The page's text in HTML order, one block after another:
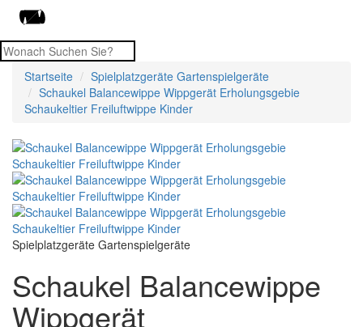
Startseite
Spielplatzgeräte Gartenspielgeräte
Schaukel Balancewippe Wippgerät Erholungsgebie
Schaukeltier Freiluftwippe Kinder
Spielplatzgeräte Gartenspielgeräte
Schaukel Balancewippe
Wippgerät